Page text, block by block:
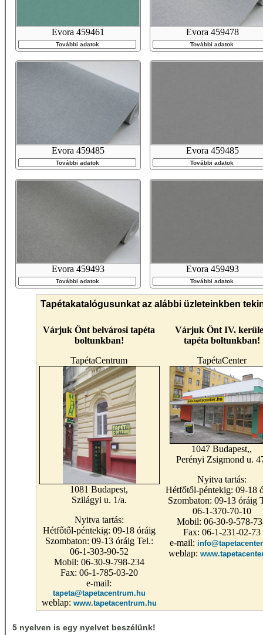
Evora 459461
További adatok
Evora 459478
További adatok
Evora 459485
További adatok
Evora 459485
További adatok
Evora 459493
További adatok
Evora 459493
További adatok
Tapétakatalógusunkat az alábbi üzleteinkben
Várjuk Önt belvárosi tapéta
boltunkban!
TapétaCentrum
1081 Budapest,
Szilágyi u. 1/a.
Nyitva tartás:
Hétfőtől-péntekig: 09-18 óráig
Szombaton: 09-13 óráig Tel.:
06-1-303-90-52
Mobil: 06-30-9-798-234
Fax: 06-1-785-03-20
e-mail:
tapeta@tapetacentrum.hu
weblap: www.tapetacentrum.hu
Várjuk Önt IV.
tapéta boltunkban!
TapétaCenter
1047 Budapest,,
Perényi Zsigmond u.
Nyitva tartás:
Hétfőtől-péntekig: 09-18
Szombaton: 09-13 óráig
06-1-370-70-10
Mobil: 06-30-9-578-
Fax: 06-1-231-02-73
e-mail:
weblap:
5 nyelven is egy nyelvet beszélünk!